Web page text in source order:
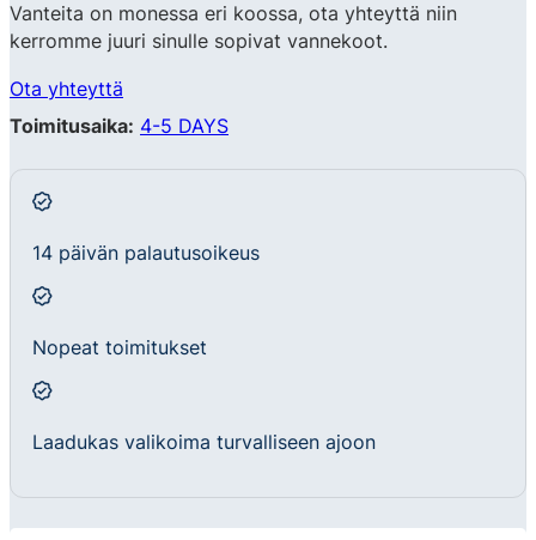
Vanteita on monessa eri koossa, ota yhteyttä niin
kerromme juuri sinulle sopivat vannekoot.
Ota yhteyttä
Toimitusaika: 4-5 DAYS
14 päivän palautusoikeus
Nopeat toimitukset
Laadukas valikoima turvalliseen ajoon